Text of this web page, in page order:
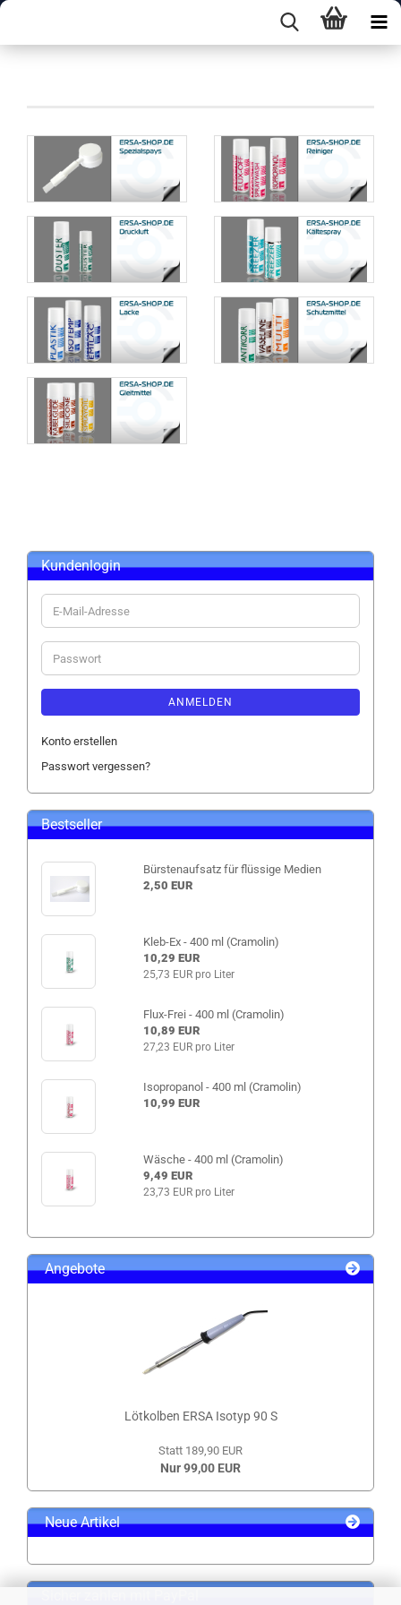
Kundenlogin
E-
Mail-
Adresse
Passwort
ANMELDEN
Konto erstellen
Passwort vergessen?
Bestseller
Bürstenaufsatz für flüssige Medien
2,50 EUR
Kleb-Ex - 400 ml (Cramolin)
10,29 EUR
25,73 EUR pro Liter
Flux-Frei - 400 ml (Cramolin)
10,89 EUR
27,23 EUR pro Liter
Isopropanol - 400 ml (Cramolin)
10,99 EUR
Wäsche - 400 ml (Cramolin)
9,49 EUR
23,73 EUR pro Liter
Angebote
Lötkolben ERSA Isotyp 90 S
Statt 189,90 EUR
Nur 99,00 EUR
Neue Artikel